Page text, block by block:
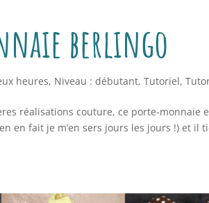
berlingo
heures, Niveau : débutant,Tutoriel,
réalisations couture, ce porte-monnaie
en fait je m’en sers jours les jours !) et il